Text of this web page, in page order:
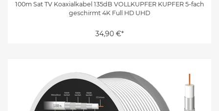
100m Sat TV Koaxialkabel 135dB VOLLKUPFER KUPFER 5-fach
geschirmt 4K Full HD UHD
34,90 €*